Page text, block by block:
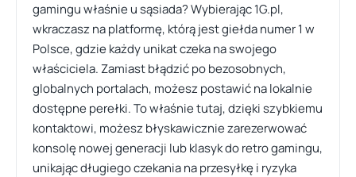
gamingu właśnie u sąsiada? Wybierając 1G.pl,
wkraczasz na platformę, którą jest giełda numer 1 w
Polsce, gdzie każdy unikat czeka na swojego
właściciela. Zamiast błądzić po bezosobnych,
globalnych portalach, możesz postawić na lokalnie
dostępne perełki. To właśnie tutaj, dzięki szybkiemu
kontaktowi, możesz błyskawicznie zarezerwować
konsolę nowej generacji lub klasyk do retro gamingu,
unikając długiego czekania na przesyłkę i ryzyka